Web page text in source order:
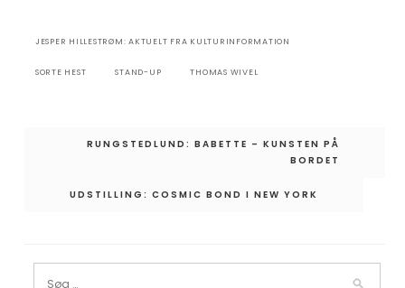
JESPER HILLESTRØM: AKTUELT FRA KULTURINFORMATION
SORTE HEST STAND-UP THOMAS WIVEL
Indlægsnavigation
RUNGSTEDLUND: BABETTE – KUNSTEN PÅ
BORDET
UDSTILLING: COSMIC BOND I NEW YORK